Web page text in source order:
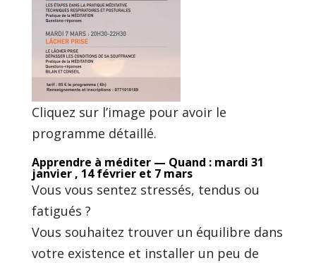
Cliquez sur l’image pour avoir le
programme détaillé.
Apprendre à méditer — Quand : mardi 31
janvier , 14 février et 7 mars
Vous vous sentez stressés, tendus ou
fatigués ?
Vous souhaitez trouver un équilibre dans
votre existence et installer un peu de